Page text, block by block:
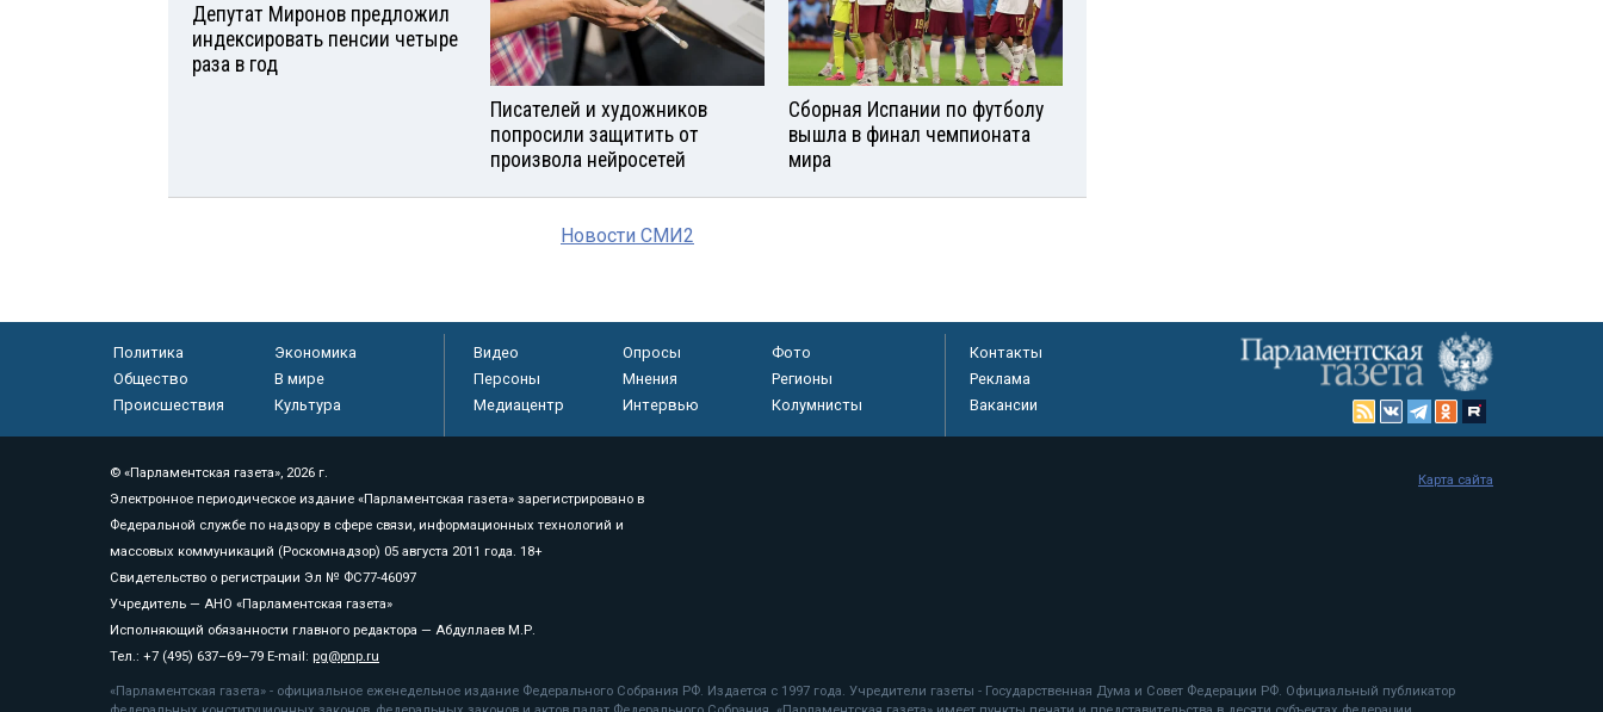
Депутат Миронов предложил
индексировать пенсии четыре
раза в год
Писателей и художников
попросили защитить от
произвола нейросетей
Сборная Испании по футболу
вышла в финал чемпионата
мира
Новости СМИ2
Политика
Экономика
Общество
В мире
Происшествия
Культура
Видео Опросы
Фото
Персоны
Мнения
Регионы
Медиацентр
Интервью Колумнисты
Контакты
Реклама
Вакансии
© «Парламентская газета», 2026 г.
Электронное периодическое издание «Парламентская газета» зарегистрировано в
Федеральной службе по надзору в сфере связи, информационных технологий и
массовых коммуникаций (Роскомнадзор) 05 августа 2011 года. 18+
Свидетельство о регистрации Эл № ФС77-46097
Учредитель — АНО «Парламентская газета»
Исполняющий обязанности главного редактора — Абдуллаев М.Р.
Тел.: +7 (495) 637–69–79 E-mail: pg@pnp.ru
«Парламентская газета» - официальное еженедельное издание Федерального Собрания РФ. Издается с 1997 года. Учредители газеты - Государственная Дума и Совет Федерации РФ. Официальный публикатор
Карта сайта